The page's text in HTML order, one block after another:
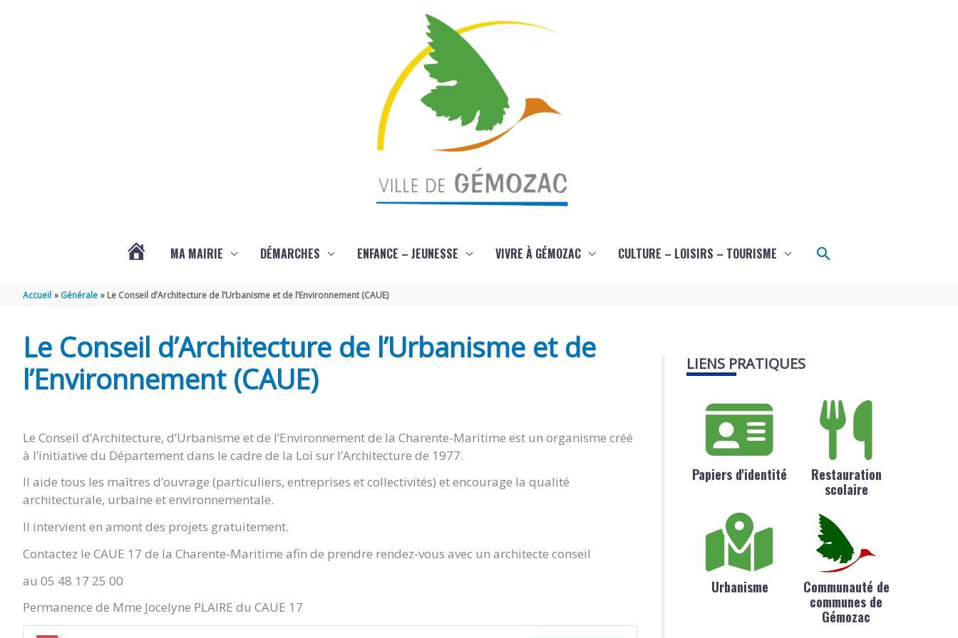
MA MAIRIE DÉMARCHES ENFANCE – JEUNESSE VIVRE À GÉMOZAC CULTURE – LOISIRS – TOURISME Rechercher
Accueil Générale Le Conseil d’Architecture de l’Urbanisme et de l’Environnement (CAUE)
Le Conseil d’Architecture de l’Urbanisme et de
l’Environnement (CAUE)
Le Conseil d’Architecture, d’Urbanisme et de l’Environnement de la Charente-Maritime est un organisme créé
à l’initiative du Département dans le cadre de la Loi sur l’Architecture de 1977.
Il aide tous les maîtres d’ouvrage (particuliers, entreprises et collectivités) et encourage la qualité
architecturale, urbaine et environnementale.
Il intervient en amont des projets gratuitement.
Contactez le CAUE 17 de la Charente-Maritime afin de prendre rendez-vous avec un architecte conseil
au 05 48 17 25 00
Permanence de Mme Jocelyne PLAIRE du CAUE 17
LIENS PRATIQUES
Papiers d'identité
Restauration
scolaire
Urbanisme
Communauté de
communes de
Gémozac